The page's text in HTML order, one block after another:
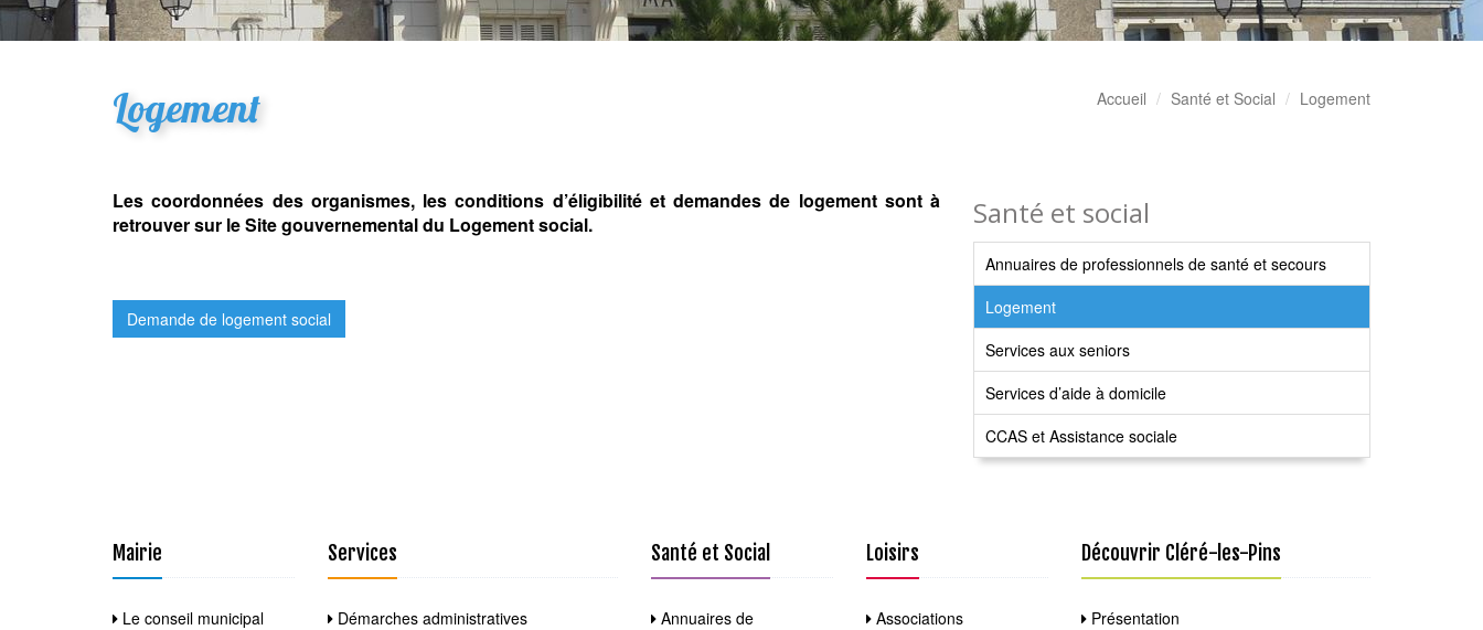
Logement Accueil Santé et Social Logement
Les coordonnées des organismes, les conditions d’éligibilité et demandes de logement sont à
retrouver sur le Site gouvernemental du Logement social.
Demande de logement social
Santé et social
Annuaires de professionnels de santé et secours
Logement
Services aux seniors
Services d’aide à domicile
CCAS et Assistance sociale
Mairie
Le conseil municipal
Services
Démarches administratives
Santé et Social
Annuaires de
Loisirs
Associations
Découvrir Cléré-les-Pins
Présentation